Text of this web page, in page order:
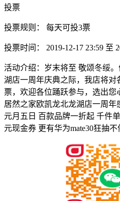
投票
投票规则： 每天可投3票
投票时间： 2019-12-17 23:59 至
活动介绍：岁末将至 敬颂冬绥
湖店一周年庆典之际，我店将
票，欢迎各位踊跃参与，选出您
居然之家欧凯龙北龙湖店一周
元月五日 百款品牌一折起 千件
元现金券 更有华为mate30狂抽不